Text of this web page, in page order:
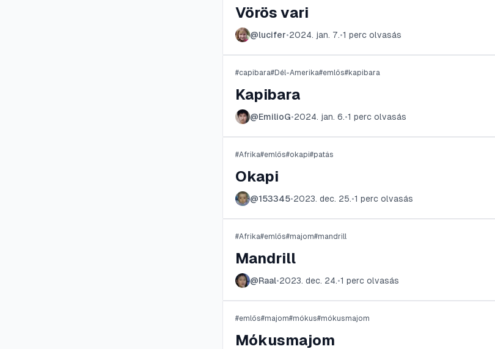
Vörös vari
@lucifer•2024. jan. 7.•1 perc olvasás
#capibara#Dél-Amerika#emlős#kapibara
Kapibara
@EmilioG•2024. jan. 6.•1 perc olvasás
#Afrika#emlős#okapi#patás
Okapi
@153345•2023. dec. 25.•1 perc olvasás
#Afrika#emlős#majom#mandrill
Mandrill
@Raal•2023. dec. 24.•1 perc olvasás
#emlős#majom#mókus#mókusmajom
Mókusmajom